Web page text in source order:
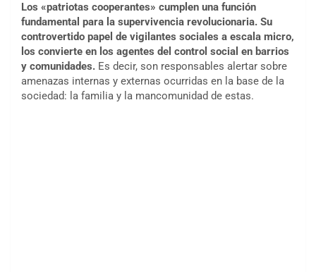
Los «patriotas cooperantes» cumplen una función
fundamental para la supervivencia revolucionaria. Su
controvertido papel de vigilantes sociales a escala micro,
los convierte en los agentes del control social en barrios
y comunidades. Es decir, son responsables alertar sobre
amenazas internas y externas ocurridas en la base de la
sociedad: la familia y la mancomunidad de estas.